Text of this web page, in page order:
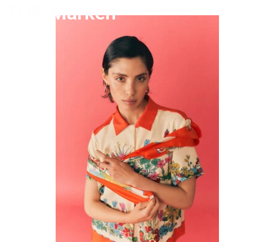
TOP Marken